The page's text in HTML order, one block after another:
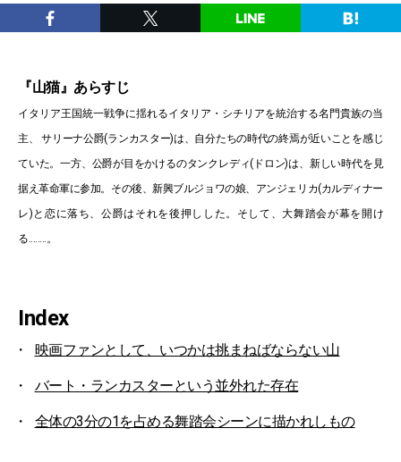
『山猫』あらすじ
イタリア王国統一戦争に揺れるイタリア・シチリアを統治する名門貴族の当
主、 サリーナ公爵(ランカスター)は、自分たちの時代の終焉が近いことを感じ
ていた。一方、公爵が目をかけるのタンクレディ(ドロン)は、新しい時代を見
据え革命軍に参加。その後、新興ブルジョワの娘、アンジェリカ(カルディナー
レ)と恋に落ち、公爵はそれを後押しした。そして、大舞踏会が幕を開け
る........。
Index
映画ファンとして、いつかは挑まねばならない山
バート・ランカスターという並外れた存在
全体の3分の1を占める舞踏会シーンに描かれしもの